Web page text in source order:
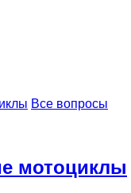
Все вопросы
мотоциклы